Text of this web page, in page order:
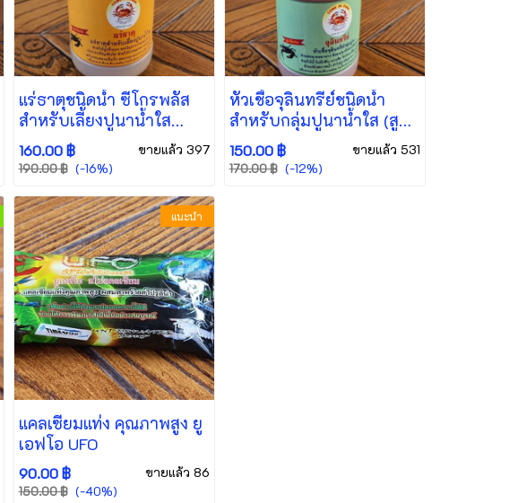
แร่ธาตุชนิดน้ำ ซีโกรพลัส
สำหรับเลี้ยงปูนาน้ำใส
(สูตรพิเศษ)
160.00 ฿
190.00 ฿ (-16%)
ขายแล้ว 397
หัวเชื้อจุลินทรีย์ชนิดน้ำ
สำหรับกลุ่มปูนาน้ำใส (สูตร
พิเศษ)
150.00 ฿
170.00 ฿ (-12%)
ขายแล้ว 531
แนะนำ
แคลเซียมแท่ง คุณภาพสูง ยู
เอฟโอ UFO
90.00 ฿
150.00 ฿ (-40%)
ขายแล้ว 86